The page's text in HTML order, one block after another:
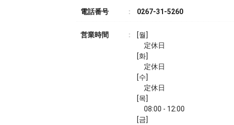
電話番号 0267-31-5260
営業時間
[월]
定休日
[화]
定休日
[수]
定休日
[목]
08:00 - 12:00
[금]